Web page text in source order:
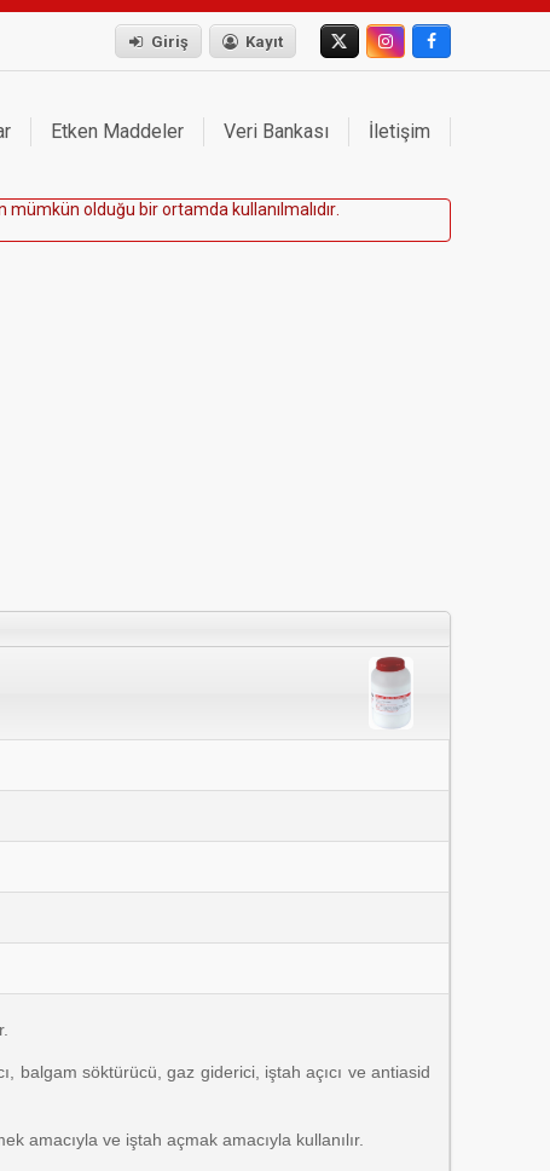
Giriş Kayıt
Etken Maddeler Veri Bankası İletişim
mümkün o duğu birortamda ku anı ma ıdır
balgam söktürücü, gaz giderici, iştah açıcı ve antiasid
amacıyla ve iştah açmak amacıyla kullanılır.